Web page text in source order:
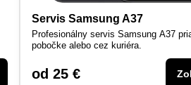
Servis Samsung A37
Profesionálny servis Samsung A37
pobočke alebo cez kuriéra.
od 25 €